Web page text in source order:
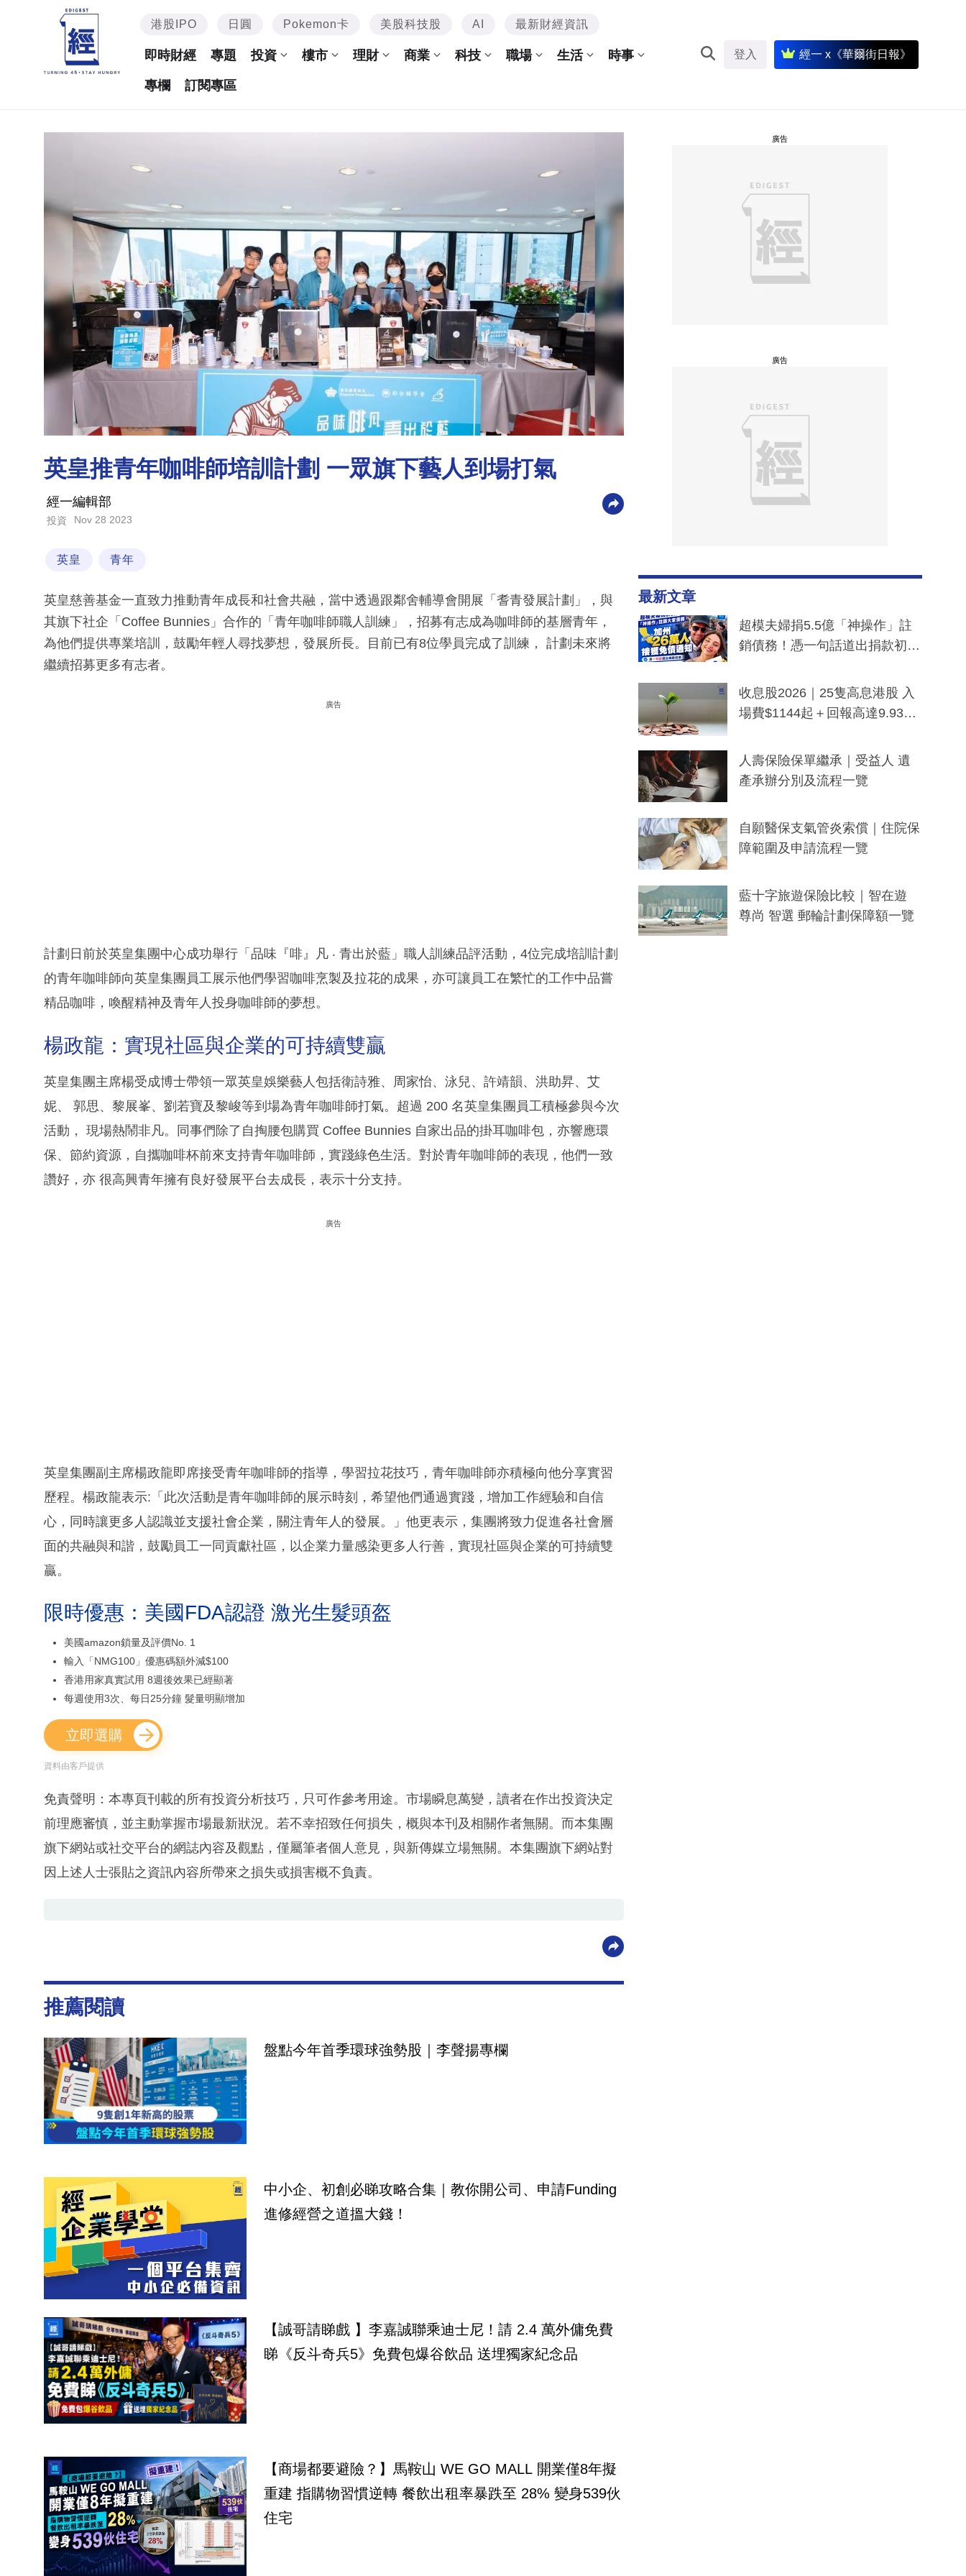
港股IPO 日圓 Pokemon卡 美股科技股 AI 最新財經資訊
即時財經 專題 投資 樓市 理財 商業 科技 職場 生活 時事
專欄 訂閱專區
登入 經一 x《華爾街日報》
英皇推青年咖啡師培訓計劃 一眾旗下藝人到場打氣
經一編輯部
投資 Nov 28 2023
英皇 青年
英皇慈善基金一直致力推動青年成長和社會共融，當中透過跟鄰舍輔導會開展「耆青發展計劃」，與
其旗下社企「Coffee Bunnies」合作的「青年咖啡師職人訓練」，招募有志成為咖啡師的基層青年，
為他們提供專業培訓，鼓勵年輕人尋找夢想，發展所長。目前已有8位學員完成了訓練， 計劃未來將
繼續招募更多有志者。
廣告
計劃日前於英皇集團中心成功舉行「品味『啡』凡 ‧ 青出於藍」職人訓練品評活動，4位完成培訓計劃
的青年咖啡師向英皇集團員工展示他們學習咖啡烹製及拉花的成果，亦可讓員工在繁忙的工作中品嘗
精品咖啡，喚醒精神及青年人投身咖啡師的夢想。
楊政龍：實現社區與企業的可持續雙贏
英皇集團主席楊受成博士帶領一眾英皇娛樂藝人包括衛詩雅、周家怡、泳兒、許靖韻、洪助昇、艾
妮、 郭思、黎展峯、劉若寶及黎峻等到場為青年咖啡師打氣。超過 200 名英皇集團員工積極參與今次
活動， 現場熱鬧非凡。同事們除了自掏腰包購買 Coffee Bunnies 自家出品的掛耳咖啡包，亦響應環
保、節約資源，自攜咖啡杯前來支持青年咖啡師，實踐綠色生活。對於青年咖啡師的表現，他們一致
讚好，亦 很高興青年擁有良好發展平台去成長，表示十分支持。
廣告
英皇集團副主席楊政龍即席接受青年咖啡師的指導，學習拉花技巧，青年咖啡師亦積極向他分享實習
歷程。楊政龍表示:「此次活動是青年咖啡師的展示時刻，希望他們通過實踐，增加工作經驗和自信
心，同時讓更多人認識並支援社會企業，關注青年人的發展。」他更表示，集團將致力促進各社會層
面的共融與和諧，鼓勵員工一同貢獻社區，以企業力量感染更多人行善，實現社區與企業的可持續雙
贏。
限時優惠：美國FDA認證 激光生髮頭盔
美國amazon鎖量及評價No. 1
輸入「NMG100」優惠碼額外減$100
香港用家真實試用 8週後效果已經顯著
每週使用3次、每日25分鐘 髮量明顯增加
立即選購
資料由客戶提供
免責聲明：本專頁刊載的所有投資分析技巧，只可作參考用途。市場瞬息萬變，讀者在作出投資決定
前理應審慎，並主動掌握市場最新狀況。若不幸招致任何損失，概與本刊及相關作者無關。而本集團
旗下網站或社交平台的網誌內容及觀點，僅屬筆者個人意見，與新傳媒立場無關。本集團旗下網站對
因上述人士張貼之資訊內容所帶來之損失或損害概不負責。
推薦閱讀
盤點今年首季環球強勢股｜李聲揚專欄
中小企、初創必睇攻略合集｜教你開公司、申請Funding
進修經營之道搵大錢！
【誠哥請睇戲 】李嘉誠聯乘迪士尼！請 2.4 萬外傭免費
睇《反斗奇兵5》免費包爆谷飲品 送埋獨家紀念品
【商場都要避險？】馬鞍山 WE GO MALL 開業僅8年擬
重建 指購物習慣逆轉 餐飲出租率暴跌至 28% 變身539伙
住宅
廣告
廣告
最新文章
超模夫婦捐5.5億「神操作」註
銷債務！憑一句話道出捐款初
一度被誤當詐騙手段
收息股2026｜25隻高息港股 入
場費$1144起＋回報高達9.93
人壽保險保單繼承｜受益人 遺
產承辦分別及流程一覽
自願醫保支氣管炎索償｜住院保
障範圍及申請流程一覽
藍十字旅遊保險比較｜智在遊
尊尚 智選 郵輪計劃保障額一覽